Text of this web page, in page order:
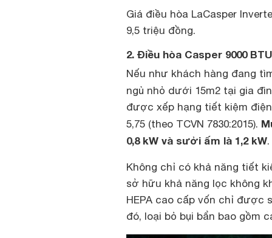
Giá điều hòa LaCasper
9,5 triệu đồng.
2. Điều hòa Casper 9000
Nếu như khách hàng đang
ngủ nhỏ dưới 15m2 tại gia
được xếp hạng tiết kiệm
5,75 (theo TCVN 7830:2015).
0,8 kW và sưởi ấm là 1,2 kW.
Không chỉ có khả năng tiết
sở hữu khả năng lọc không
HEPA cao cấp vốn chỉ được
đó, loại bỏ bụi bẩn bao gồm